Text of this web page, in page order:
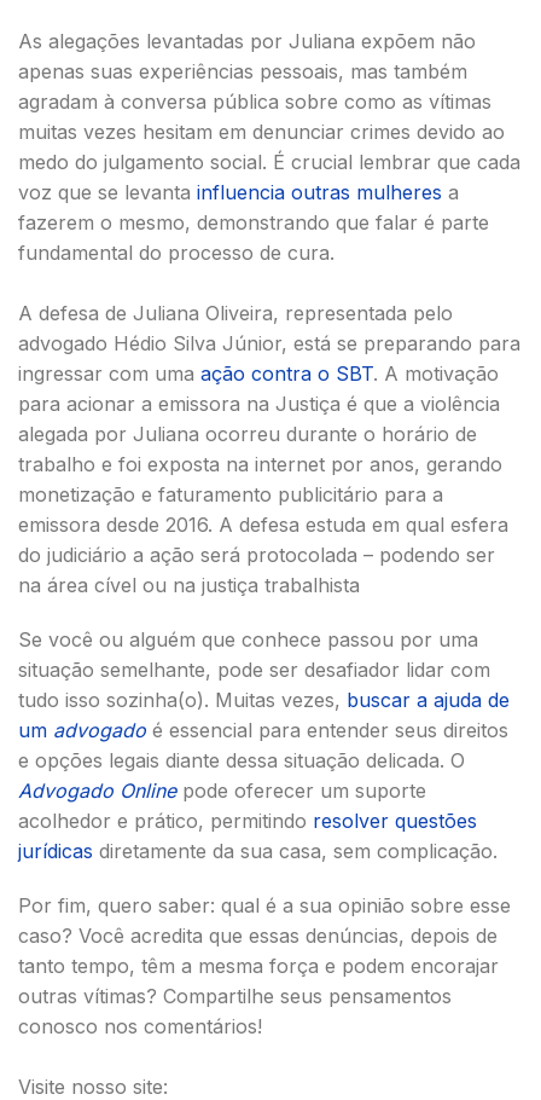
As alegações levantadas por Juliana expõem não
apenas suas experiências pessoais, mas também
agradam à conversa pública sobre como as vítimas
muitas vezes hesitam em denunciar crimes devido ao
medo do julgamento social. É crucial lembrar que cada
voz que se levanta influencia outras mulheres a
fazerem o mesmo, demonstrando que falar é parte
fundamental do processo de cura.
A defesa de Juliana Oliveira, representada pelo
advogado Hédio Silva Júnior, está se preparando para
ingressar com uma ação contra o SBT. A motivação
para acionar a emissora na Justiça é que a violência
alegada por Juliana ocorreu durante o horário de
trabalho e foi exposta na internet por anos, gerando
monetização e faturamento publicitário para a
emissora desde 2016. A defesa estuda em qual esfera
do judiciário a ação será protocolada – podendo ser
na área cível ou na justiça trabalhista
Se você ou alguém que conhece passou por uma
situação semelhante, pode ser desafiador lidar com
tudo isso sozinha(o). Muitas vezes, buscar a ajuda de
um advogado é essencial para entender seus direitos
e opções legais diante dessa situação delicada. O
Advogado Onlinepode oferecer um suporte
acolhedor e prático, permitindo resolver questões
jurídicas diretamente da sua casa, sem complicação.
Por fim, quero saber: qual é a sua opinião sobre esse
caso? Você acredita que essas denúncias, depois de
tanto tempo, têm a mesma força e podem encorajar
outras vítimas? Compartilhe seus pensamentos
conosco nos comentários!
Visite nosso site: